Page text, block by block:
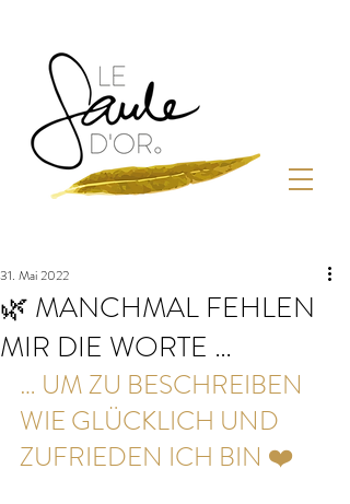
🌿 MANCHMAL FEHLEN
MIR DIE WORTE …
31. Mai 2022
… UM ZU BESCHREIBEN
WIE GLÜCKLICH UND
ZUFRIEDEN ICH BIN ❤️